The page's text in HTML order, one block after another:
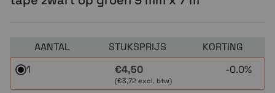
AANTAL STUKSPRIJS
KORTING
1
€4,50
(€3,72 excl. btw)
-0.0%